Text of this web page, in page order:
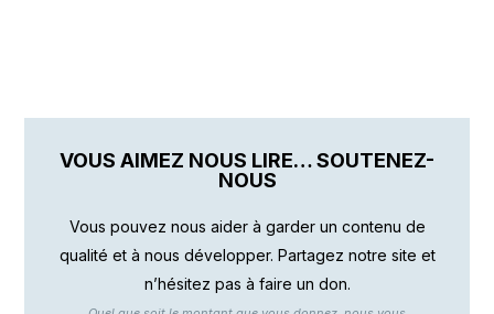
VOUS AIMEZ NOUS LIRE… SOUTENEZ-
NOUS
Vous pouvez nous aider à garder un contenu de
qualité et à nous développer. Partagez notre site et
n’hésitez pas à faire un don.